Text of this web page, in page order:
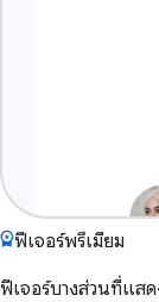
ฟีเจอร์พรีเมียม
ฟีเจอร์บางส่วนที่แส